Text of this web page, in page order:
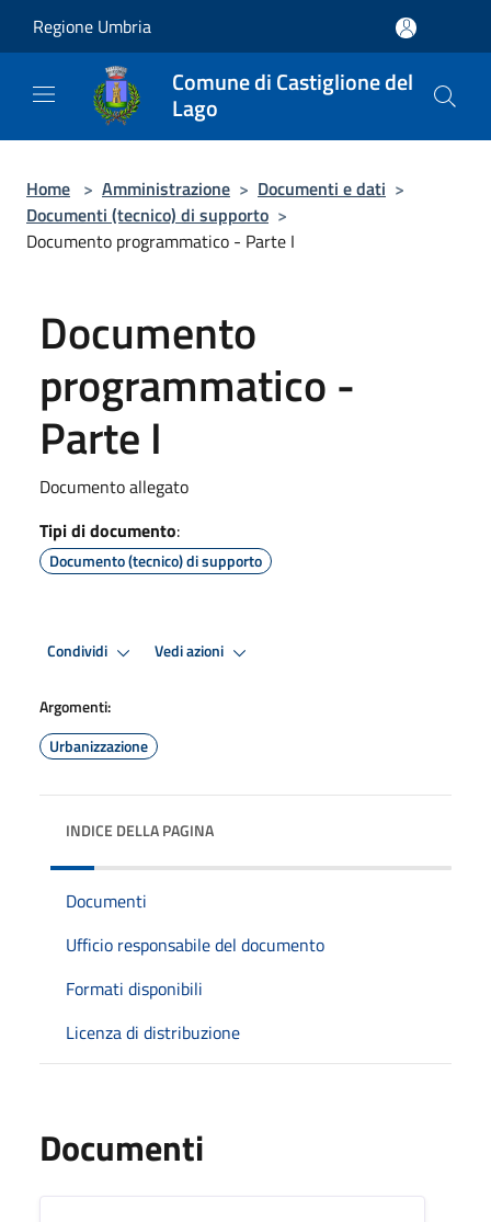
Regione Umbria
Comune di Castiglione del
Lago
Home > Amministrazione > Documenti e dati >
Documenti (tecnico) di supporto >
Documento programmatico - Parte I
Documento
programmatico -
Parte I
Documento allegato
Tipi di documento:
Documento (tecnico) di supporto
Condividi Vedi azioni
Argomenti:
Urbanizzazione
INDICE DELLA PAGINA
Documenti
Ufficio responsabile del documento
Formati disponibili
Licenza di distribuzione
Documenti